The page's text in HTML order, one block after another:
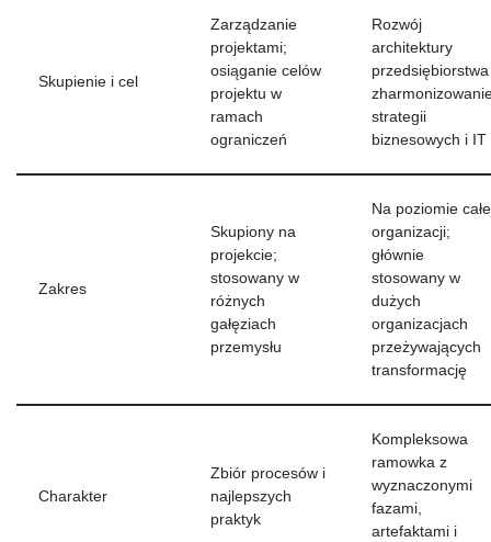
Skupienie i cel
Zarządzanie
projektami;
osiąganie celów
projektu w
ramach
ograniczeń
Rozwój
architektury
strategii
biznesowych i IT
Zakres
Skupiony na
projekcie;
stosowany w
różnych
gałęziach
przemysłu
Na poziomie
organizacji;
głównie
stosowany w
dużych
organizacjach
przeżywających
transformację
Charakter
Zbiór procesów i
najlepszych
praktyk
Kompleksowa
ramowka z
wyznaczonymi
fazami,
artefaktami i